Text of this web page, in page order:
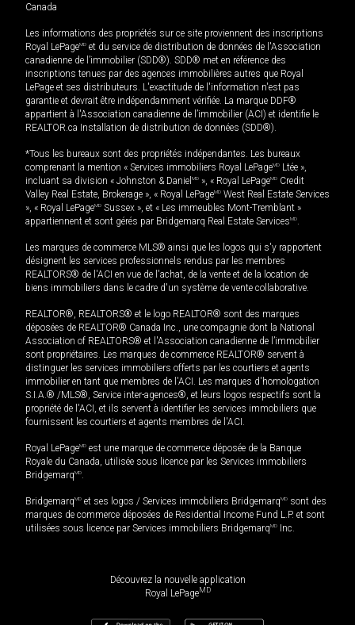
Canada
Les informations des propriétés sur ce site proviennent des inscriptions
Royal LePageMD et du service de distribution de données de l'Association
canadienne de l’immobilier (SDD®). SDD® met en référence des
inscriptions tenues par des agences immobilières autres que Royal
LePage et ses distributeurs. L'exactitude de l'information n'est pas
garantie et devrait être indépendamment vérifiée. La marque DDF®
appartient à l'Association canadienne de l’immobilier (ACI) et identifie le
REALTOR.ca Installation de distribution de données (SDD®).
*Tous les bureaux sont des propriétés indépendantes. Les bureaux
comprenant la mention « Services immobiliers Royal LePageMD Ltée »,
incluant sa division « Johnston & Daniel MD », « Royal LePageMD Credit
Valley Real Estate, Brokerage », « Royal LePageMD West Real Estate Services
», « Royal LePageMD Sussex », et « Les immeubles Mont-Tremblant »
appartiennent et sont gérés par Bridgemarq Real Estate ServicesMD.
Les marques de commerce MLS® ainsi que les logos qui s'y rapportent
désignent les services professionnels rendus par les membres
REALTORS® de l'ACI en vue de l'achat, de la vente et de la location de
biens immobiliers dans le cadre d'un système de vente collaborative.
REALTOR®, REALTORS® et le logo REALTOR® sont des marques
déposées de REALTOR® Canada Inc., une compagnie dont la National
Association of REALTORS® et l'Association canadienne de l’immobilier
sont propriétaires. Les marques de commerce REALTOR® servent à
distinguer les services immobiliers offerts par les courtiers et agents
immobilier en tant que membres de l'ACI. Les marques d'homologation
S.I.A.® /MLS®, Service inter-agences®, et leurs logos respectifs sont la
propriété de l'ACI, et ils servent à identifier les services immobiliers que
fournissent les courtiers et agents membres de l'ACI.
Royal LePageMD est une marque de commerce déposée de la Banque
Royale du Canada, utilisée sous licence par les Services immobiliers
BridgemarqMD.
BridgemarqMD et ses logos / Services immobiliers BridgemarqMD sont des
marques de commerce déposées de Residential Income Fund L.P. et sont
utilisées sous licence par Services immobiliers BridgemarqMD Inc.
Découvrez la nouvelle application
Royal LePageMD